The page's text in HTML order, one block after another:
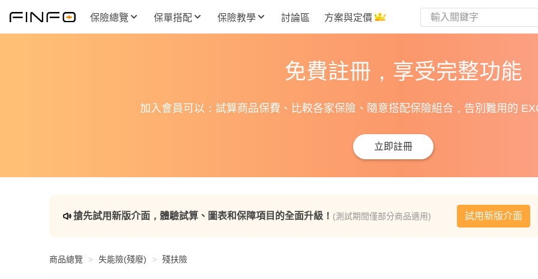
保險總覽 保單搭配 保險教學 討論區 方案與定價
免費註冊，享受完整功能
加入會員可以：試算商品保費、比較各家保險、隨意搭配保險組合，告別難用的
立即註冊
搶先試用新版介面，體驗試算、圖表和保障項目的全面升級！ (測試期間僅部分商品適用) 試用新版介面
商品總覽 失能險(殘廢) 殘扶險